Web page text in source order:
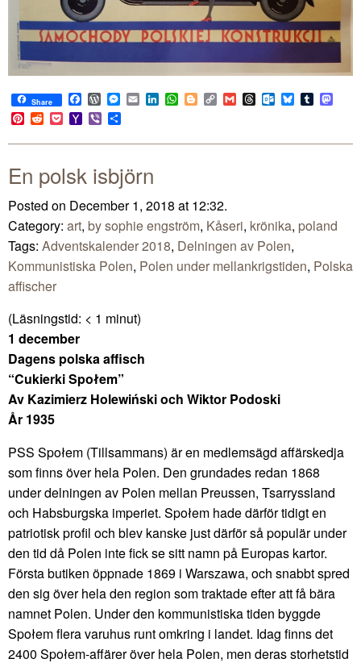
Share Facebook
WordPress
Messenger
EmailLinkedIn
WhatsApp
BloggerCopy
Link
GmailThreadsOutlook.com
BlueskyTumblr
Pinterest
RedditPocketYahoo
Mail
Viber
En polsk isbjörn
Posted on December 1, 2018 at 12:32.
Category: art, by sophie engström, Kåseri, krönika, poland
Tags: Adventskalender 2018, Delningen av Polen,
Kommunistiska Polen, Polen under mellankrigstiden, Polska
affischer
(Läsningstid: < 1 minut)
1 december
Dagens polska affisch
“Cukierki Społem”
Av Kazimierz Holewiński och Wiktor Podoski
År 1935
PSS Społem (Tillsammans) är en medlemsägd affärskedja
som finns över hela Polen. Den grundades redan 1868
under delningen av Polen mellan Preussen, Tsarryssland
och Habsburgska imperiet. Społem hade därför tidigt en
patriotisk profil och blev kanske just därför så populär under
den tid då Polen inte fick se sitt namn på Europas kartor.
Första butiken öppnade 1869 i Warszawa, och snabbt spred
den sig över hela den region som traktade efter att få bära
namnet Polen. Under den kommunistiska tiden byggde
Społem flera varuhus runt omkring i landet. Idag finns det
2400 Społem-affärer över hela Polen, men deras storhetstid